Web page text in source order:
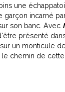
une
garçon incarné
son banc. Avec
présenté
un monticule
chemin de